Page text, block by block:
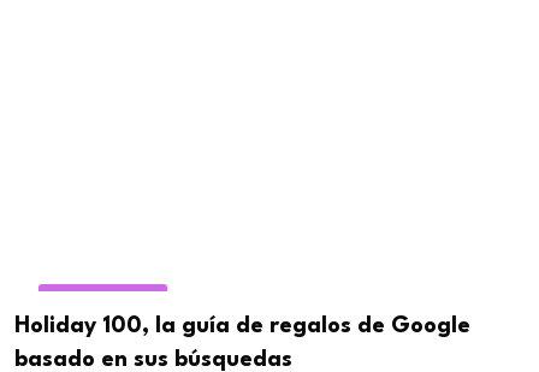
Holiday 100, la guía de regalos de Google
basado en sus búsquedas